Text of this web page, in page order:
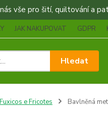
vše pro šití, quiltování a
JAK NAKUPOVAT GDPR
Hledat
e Fricotes Bavlněná